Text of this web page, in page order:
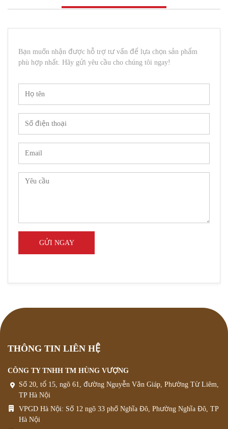
Bạn muốn nhận được hỗ trợ tư vấn để lựa chọn sản phẩm
phù hợp nhất. Hãy gửi yêu cầu cho chúng tôi ngay!
THÔNG TIN LIÊN HỆ
CÔNG TY TNHH TM HÙNG VƯỢNG
Số 20, tổ 15, ngõ 61, đường Nguyễn Văn Giáp, Phường Từ Liêm,
TP Hà Nội
VPGD Hà Nội: Số 12 ngõ 33 phố Nghĩa Đô, Phường Nghĩa Đô, TP
Hà Nội